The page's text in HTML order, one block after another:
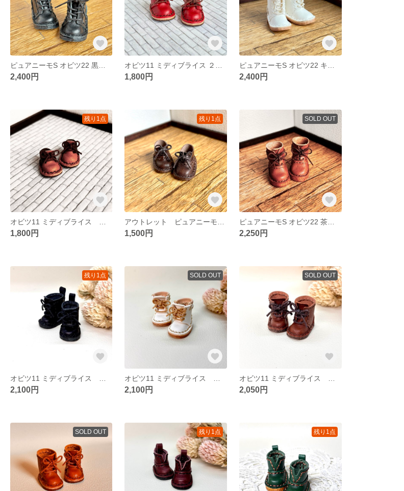
ピュアニーモS オビツ22 黒色 4穴 ブーツ 53
2,400円 1,800円 2,400円
残り1点
1,800円
残り1点
1,500円
SOLD OUT
2,250円
残り1点
2,100円
SOLD OUT
2,100円
SOLD OUT
2,050円
SOLD OUT 残り1点 残り1点